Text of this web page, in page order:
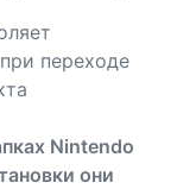
переходе
Nintendo
они